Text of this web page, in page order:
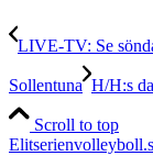
LIVE-TV: Se
Sollentuna H/H:s
Scroll to top